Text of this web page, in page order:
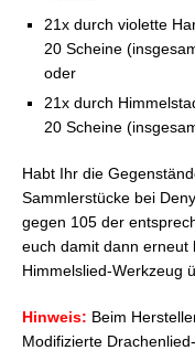
21x durch violette
20 Scheine
oder
21x durch
20 Scheine
Habt Ihr die
Sammlerstücke bei
gegen 105 der
euch damit dann erneut
Himmelslied-Werkzeug
Hinweis: Beim
Modifizierte